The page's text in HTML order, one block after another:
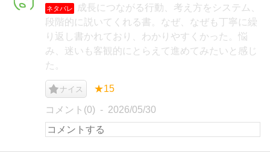
ネタバレ
成長につながる行動、考え方をシステム、
段階的に説いてくれる書。なぜ、なぜも丁寧に繰
り返し書かれており、わかりやすくかった。悩
み、迷いも客観的にとらえて進めてみたいと感じ
た。
ナイス ★15
コメント(0) 2026/05/30